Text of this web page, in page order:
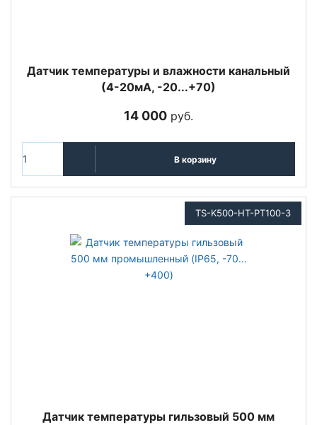
Датчик температуры и влажности канальный
(4-20мА, -20...+70)
14 000 руб.
В корзину
TS-K500-HT-PT100-3
Датчик температуры гильзовый 500 мм